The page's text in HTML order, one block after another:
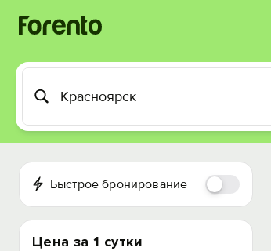
Быстрое бронирование
Цена за 1 сутки